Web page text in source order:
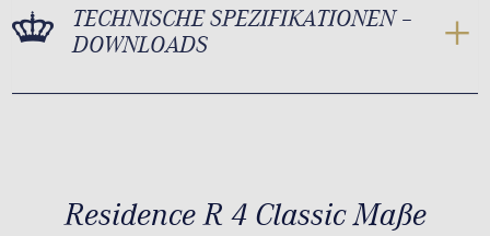
TECHNISCHE SPEZIFIKATIONEN –
DOWNLOADS
Residence R 4 Classic Maße